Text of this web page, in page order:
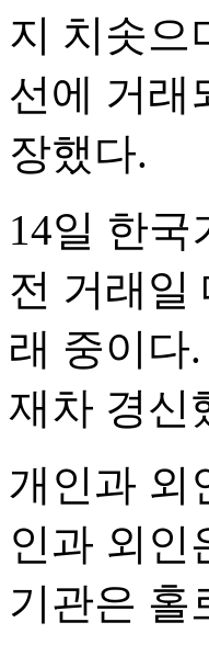
지 치솟으
선에 거래
장했다.
14일 한국
전 거래일
래 중이다
재차 경신
개인과 외
인과 외인
기관은 홀